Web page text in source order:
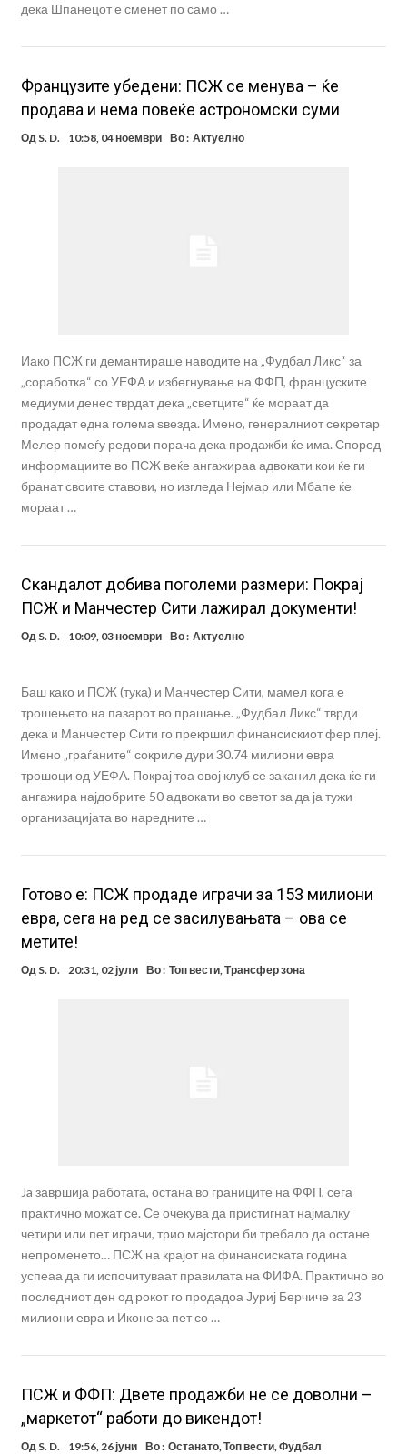
дека Шпанецот е сменет по само …
Французите убедени: ПСЖ се менува – ќе
продава и нема повеќе астрономски суми
Од S. D. 10:58, 04 ноември Во : Актуелно
Иако ПСЖ ги демантираше наводите на „Фудбал Ликс“ за
„соработка“ со УЕФА и избегнување на ФФП, француските
медиуми денес тврдат дека „светците“ ќе мораат да
продадат една голема ѕвезда. Имено, генералниот секретар
Мелер помеѓу редови порача дека продажби ќе има. Според
информациите во ПСЖ веќе ангажираа адвокати кои ќе ги
бранат своите ставови, но изгледа Нејмар или Мбапе ќе
мораат …
Скандалот добива поголеми размери: Покрај
ПСЖ и Манчестер Сити лажирал документи!
Од S. D. 10:09, 03 ноември Во : Актуелно
Баш како и ПСЖ (тука) и Манчестер Сити, мамел кога е
трошењето на пазарот во прашање. „Фудбал Ликс“ тврди
дека и Манчестер Сити го прекршил финансискиот фер плеј.
Имено „граѓаните“ сокриле дури 30.74 милиони евра
трошоци од УЕФА. Покрај тоа овој клуб се заканил дека ќе ги
ангажира најдобрите 50 адвокати во светот за да ја тужи
организацијата во наредните …
Готово е: ПСЖ продаде играчи за 153 милиони
евра, сега на ред се засилувањата – ова се
метите!
Од S. D. 20:31, 02 јули Во : Топ вести, Трансфер зона
Ja завршија работата, остана во границите на ФФП, сега
практично можат се. Се очекува да пристигнат најмалку
четири или пет играчи, трио мајстори би требало да остане
непроменето… ПСЖ на крајот на финансиската година
успеаа да ги испочитуваат правилата на ФИФА. Практично во
последниот ден од рокот го продадоа Јуриј Берчиче за 23
милиони евра и Иконе за пет со …
ПСЖ и ФФП: Двете продажби не се доволни –
„маркетот“ работи до викендот!
Од S. D. 19:56, 26 јуни Во : Останато,Топ вести,Фудбал